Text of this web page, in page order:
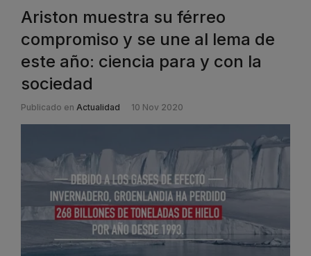
Ariston muestra su férreo
compromiso y se une al lema de
este año: ciencia para y con la
sociedad
Publicado en Actualidad 10 Nov 2020